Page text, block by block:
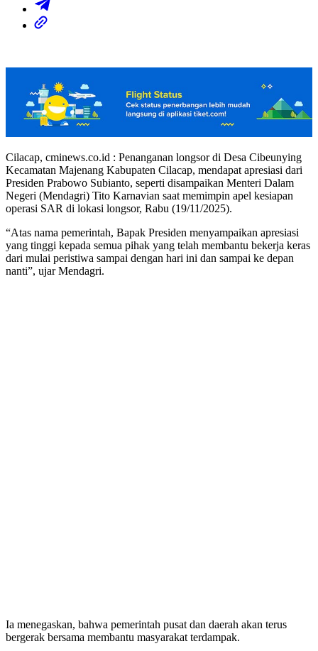
Cilacap, cminews.co.id : Penanganan longsor di Desa Cibeunying
Kecamatan Majenang Kabupaten Cilacap, mendapat apresiasi dari
Presiden Prabowo Subianto, seperti disampaikan Menteri Dalam
Negeri (Mendagri) Tito Karnavian saat memimpin apel kesiapan
operasi SAR di lokasi longsor, Rabu (19/11/2025).
“Atas nama pemerintah, Bapak Presiden menyampaikan apresiasi
yang tinggi kepada semua pihak yang telah membantu bekerja keras
dari mulai peristiwa sampai dengan hari ini dan sampai ke depan
nanti”, ujar Mendagri.
Ia menegaskan, bahwa pemerintah pusat dan daerah akan terus
bergerak bersama membantu masyarakat terdampak.